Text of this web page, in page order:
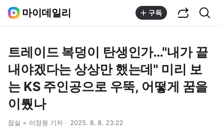
마이데일리 구독
트레이드 복덩이 탄생인가…"내가 끝
내야겠다는 상상만 했는데" 미리 보
는 KS 주인공으로 우뚝, 어떻게 꿈을
이뤘나
잠실 = 이정원 기자 2025. 8. 8. 23:22